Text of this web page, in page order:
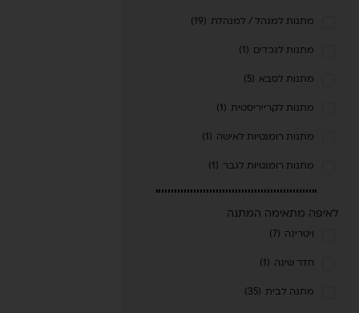
מתנות למנהל / למנהלת (
19
)
מתנות לנכדים (
1
)
מתנות לסבא (
5
)
מתנות לקרייריסטית (
1
)
מתנות רומנטיות לאישה (
1
)
מתנות רומנטיות לגבר (
1
)
לאיפה מתאימה המתנה
ויטרינה (
7
)
חדר שינה (
1
)
מתנה לבית (
35
)